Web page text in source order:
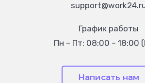
График работы
Пн – Пт: 08:00 – 18:00
Написать нам